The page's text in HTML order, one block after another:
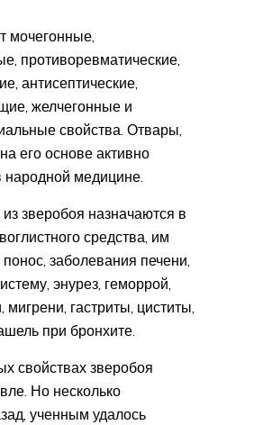
мочегонные,
противоревматические,
антисептические,
желчегонные и
свойства. Отвары,
его основе активно
народной медицине.
зверобоя назначаются в
средства, им
понос, заболевания печени,
энурез, геморрой,
мигрени, гастриты, циститы,
при бронхите.
свойствах зверобоя
Но несколько
ученным удалось